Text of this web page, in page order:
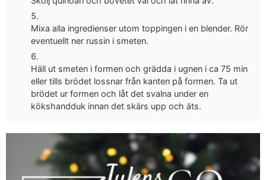
Mixa alla ingredienser utom toppingen i en blender. Rör
eventuellt ner russin i smeten.
Häll ut smeten i formen och grädda i ugnen i ca 75 min
eller tills brödet lossnar från kanten på formen. Ta ut
brödet ur formen och låt det svalna under en
kökshandduk innan det skärs upp och äts.